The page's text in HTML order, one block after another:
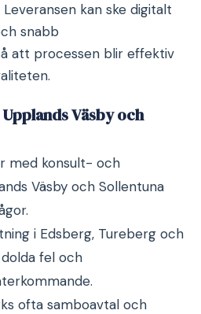
kan ske digitalt
snabb
att processen blir effektiv
Väsby och
med konsult- och
Väsby och Sollentuna
i Edsberg, Tureberg och
fel och
ofta samboavtal och